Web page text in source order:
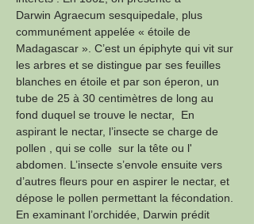
Darwin Agraecum sesquipedale, plus
communément appelée « étoile de
Madagascar ». C’est un épiphyte qui vit sur
les arbres et se distingue par ses feuilles
blanches en étoile et par son éperon, un
tube de 25 à 30 centimètres de long au
fond duquel se trouve le nectar,  En
aspirant le nectar, l’insecte se charge de
pollen , qui se colle  sur la tête ou l'
abdomen. L’insecte s’envole ensuite vers
d’autres fleurs pour en aspirer le nectar, et
dépose le pollen permettant la fécondation.
En examinant l’orchidée, Darwin prédit